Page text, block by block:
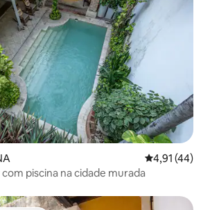
4,91 de uma
4,91 (44)
piscina na cidade murada